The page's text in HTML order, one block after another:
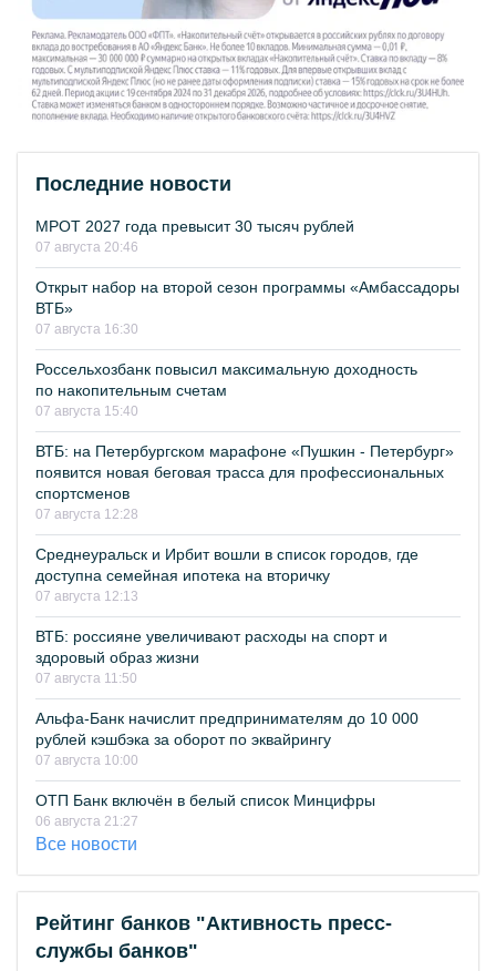
Последние новости
МРОТ 2027 года превысит 30 тысяч рублей
07 августа 20:46
Открыт набор на второй сезон программы «Амбассадоры
ВТБ»
07 августа 16:30
Россельхозбанк повысил максимальную доходность
по накопительным счетам
07 августа 15:40
ВТБ: на Петербургском марафоне «Пушкин - Петербург»
появится новая беговая трасса для профессиональных
спортсменов
07 августа 12:28
Среднеуральск и Ирбит вошли в список городов, где
доступна семейная ипотека на вторичку
07 августа 12:13
ВТБ: россияне увеличивают расходы на спорт и
здоровый образ жизни
07 августа 11:50
Альфа-Банк начислит предпринимателям до 10 000
рублей кэшбэка за оборот по эквайрингу
07 августа 10:00
ОТП Банк включён в белый список Минцифры
06 августа 21:27
Все новости
Рейтинг банков "Активность пресс-
службы банков"